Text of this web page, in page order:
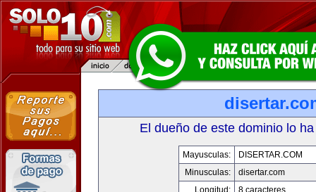
El dueño de este dominio lo
Mayusculas:
DISERTAR.COM
Minusculas:
disertar.com
Longitud:
8 caracteres